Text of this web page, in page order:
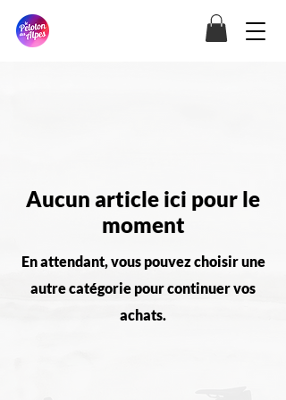
Aucun article ici pour le
moment
En attendant, vous pouvez choisir une
autre catégorie pour continuer vos
achats.